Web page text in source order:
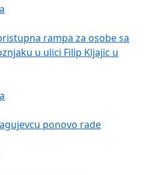
rampa za osobe sa
u ulici Filip Kljajic u
ponovo rade